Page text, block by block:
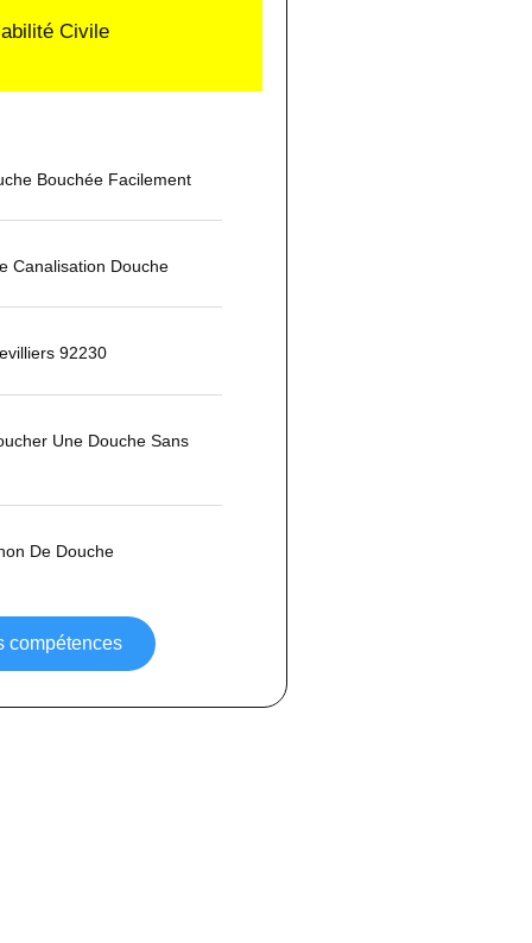
Civile
Bouchée Facilement
Canalisation Douche
92230
Une Douche Sans
De Douche
compétences